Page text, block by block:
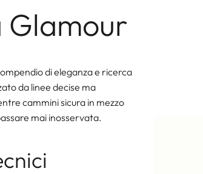
Glamour
di eleganza e ricerca
da linee decise ma
cammini sicura in mezzo
mai inosservata.